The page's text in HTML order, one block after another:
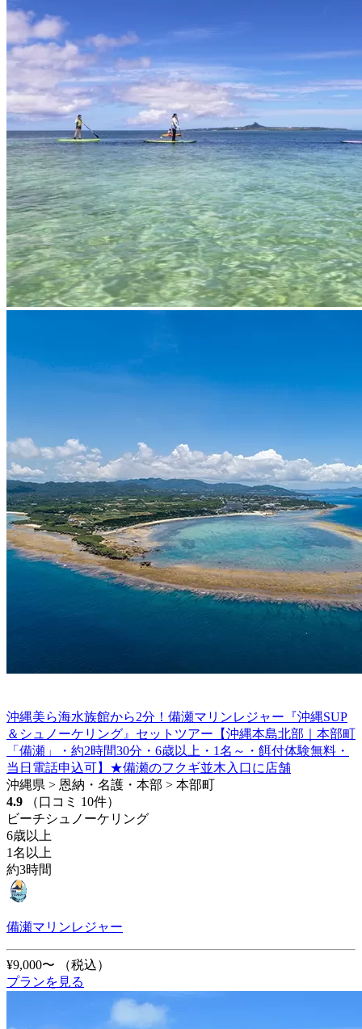
沖縄美ら海水族館から2分！備瀬マリンレジャー『沖縄SUP
＆シュノーケリング』セットツアー【沖縄本島北部｜本部町
「備瀬」・約2時間30分・6歳以上・1名～・餌付体験無料・
当日電話申込可】★備瀬のフクギ並木入口に店舗
沖縄県 > 恩納・名護・本部 > 本部町
4.9
（口コミ 10件）
ビーチシュノーケリング
6歳以上
1名以上
約3時間
備瀬マリンレジャー
¥9,000〜
（税込）
プランを見る